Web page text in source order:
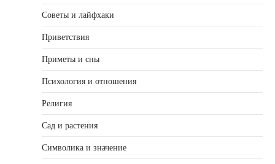
Советы и лайфхаки
Приветствия
Приметы и сны
Психология и отношения
Религия
Сад и растения
Символика и значение